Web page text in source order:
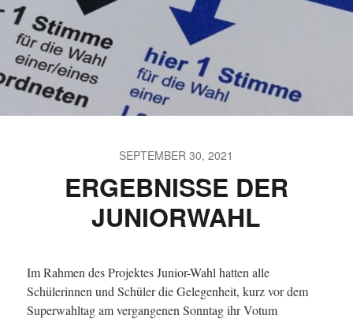
SEPTEMBER 30, 2021
ERGEBNISSE DER
JUNIORWAHL
Im Rahmen des Projektes Junior-Wahl hatten alle
Schülerinnen und Schüler die Gelegenheit, kurz vor dem
Superwahltag am vergangenen Sonntag ihr Votum